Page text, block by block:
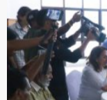
PODCASTS
PROGRAMAS
VIDEOS